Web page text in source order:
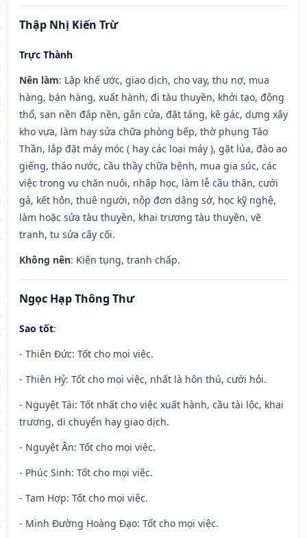
Thập Nhị Kiến Trừ
Trực Thành
Nên làm: Lập khế ước, giao dịch, cho vay, thu nợ, mua
hàng, bán hàng, xuất hành, đi tàu thuyền, khởi tạo, động
thổ, san nền đắp nền, gắn cửa, đặt táng, kê gác, dựng xây
kho vựa, làm hay sửa chữa phòng bếp, thờ phụng Táo
Thần, lắp đặt máy móc ( hay các loại máy ), gặt lúa, đào ao
giếng, tháo nước, cầu thầy chữa bệnh, mua gia súc, các
việc trong vụ chăn nuôi, nhập học, làm lễ cầu thân, cưới
gả, kết hôn, thuê người, nộp đơn dâng sớ, học kỹ nghệ,
làm hoặc sửa tàu thuyền, khai trương tàu thuyền, vẽ
tranh, tu sửa cây cối.
Không nên: Kiện tụng, tranh chấp.
Ngọc Hạp Thông Thư
Sao tốt:
- Thiên Đức: Tốt cho mọi việc.
- Thiên Hỷ: Tốt cho mọi việc, nhất là hôn thú, cưới hỏi.
- Nguyệt Tài: Tốt nhất cho việc xuất hành, cầu tài lộc, khai
trương, di chuyển hay giao dịch.
- Nguyệt Ân: Tốt cho mọi việc.
- Phúc Sinh: Tốt cho mọi việc.
- Tam Hợp: Tốt cho mọi việc.
- Minh Đường Hoàng Đạo: Tốt cho mọi việc.